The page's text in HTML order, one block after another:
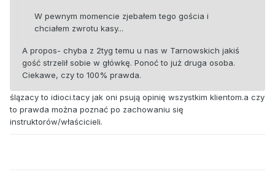
W pewnym momencie zjebałem tego gościa i
chciałem zwrotu kasy...
A propos- chyba z 2tyg temu u nas w Tarnowskich jakiś
gość strzelił sobie w główkę. Ponoć to już druga osoba.
Ciekawe, czy to 100% prawda.
ślązacy to idioci.tacy jak oni psują opinię wszystkim klientom.a czy
to prawda można poznać po zachowaniu się
instruktorów/właścicieli.